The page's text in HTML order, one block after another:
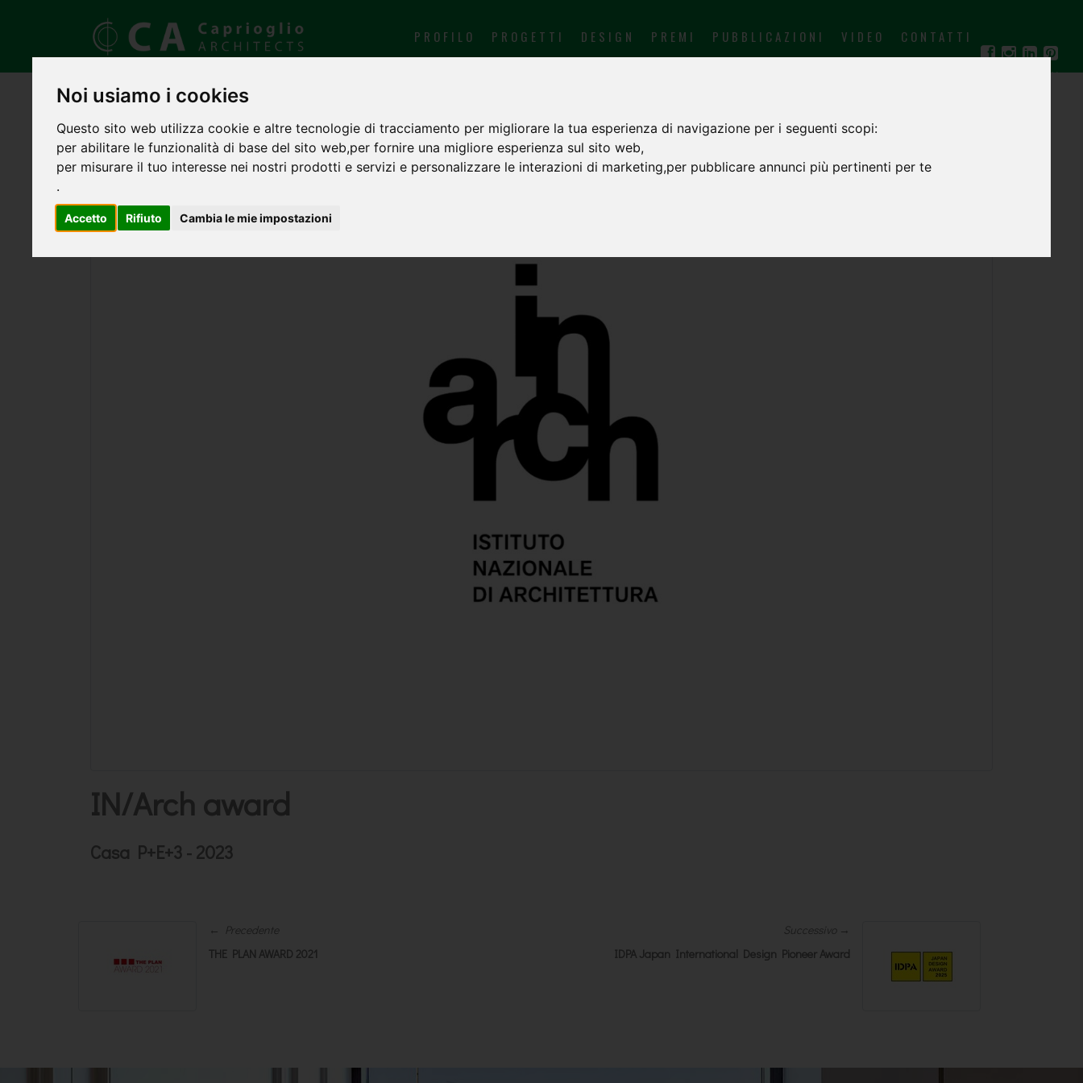
Noi usiamo i cookies
Questo sito web utilizza cookie e altre tecnologie di tracciamento per migliorare la tua esperienza di navigazione per i seguenti scopi:
per abilitare le funzionalità di base del sito web,per fornire una migliore esperienza sul sito web,
per misurare il tuo interesse nei nostri prodotti e servizi e personalizzare le interazioni di marketing,per pubblicare annunci più pertinenti per te
.
Accetto Rifiuto Cambia le mie impostazioni
PROFILO PROGETTI DESIGN PREMI PUBBLICAZIONI VIDEO CONTATTI
EN
IN/Arch award
Casa P+E+3 - 2023
← Precedente
THE PLAN AWARD 2021
Successivo →
IDPA Japan International Design Pioneer Award